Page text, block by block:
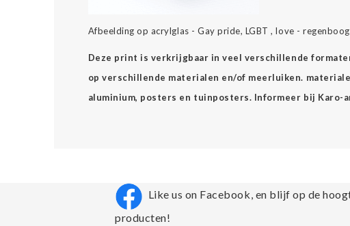
Afbeelding op acrylglas - Gay pride, LGBT , love - regenboog
Deze print is verkrijgbaar in veel verschillende
op verschillende materialen en/of meerluiken.
aluminium, posters en tuinposters. Informeer bij Karo-
Like us on Facebook, en blijf op de
producten!